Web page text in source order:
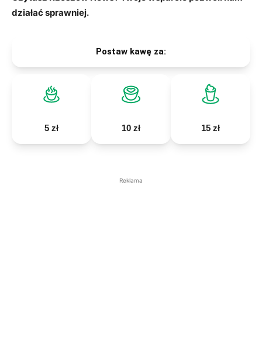
działać sprawniej.
Postaw kawę za:
5 zł 10 zł 15 zł
Reklama